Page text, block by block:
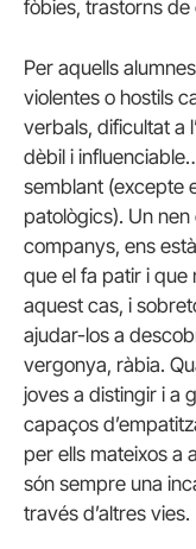
fòbies, trastorns
Per aquells
violentes o hostils
verbals, dificultat a
dèbil i
semblant (excepte
patològics). Un
companys, ens
que el fa patir i que
aquest cas, i
ajudar-los a
vergonya, ràbia.
joves a distingir i a
capaços
per ells mateixos a
són sempre una
través d’altres vies.